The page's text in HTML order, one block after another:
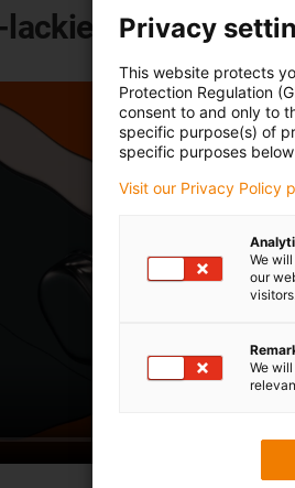
Privacy
This website protects
Protection Regulation
consent to and only to
specific purpose(s) of
specific purposes
Visit our Privacy Policy
We
our
We